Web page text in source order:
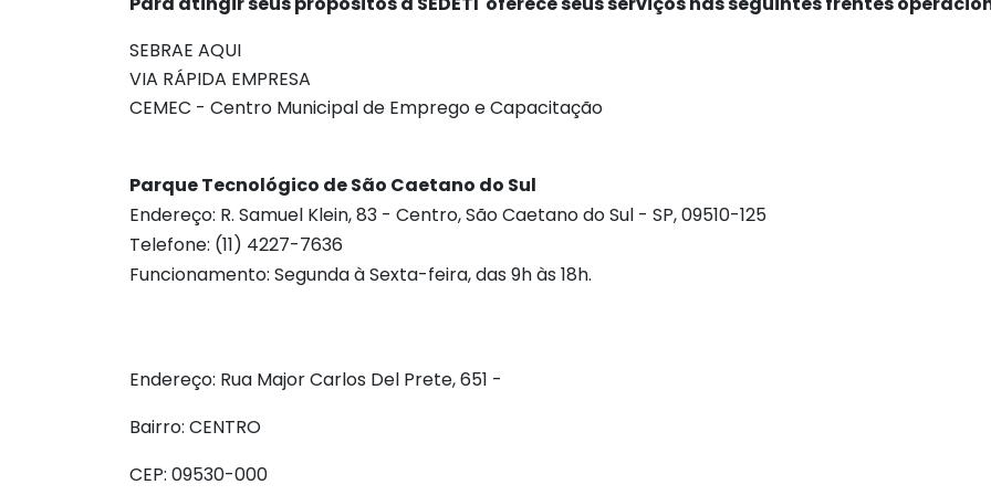
SEBRAE AQUI
VIA RÁPIDA EMPRESA
CEMEC - Centro Municipal de Emprego e Capacitação
Parque Tecnológico de São Caetano do Sul
Endereço: R. Samuel Klein, 83 - Centro, São Caetano do Sul - SP, 09510-125
Telefone: (11) 4227-7636
Funcionamento: Segunda à Sexta-feira, das 9h às 18h.
Endereço: Rua Major Carlos Del Prete, 651 -
Bairro: CENTRO
CEP: 09530-000